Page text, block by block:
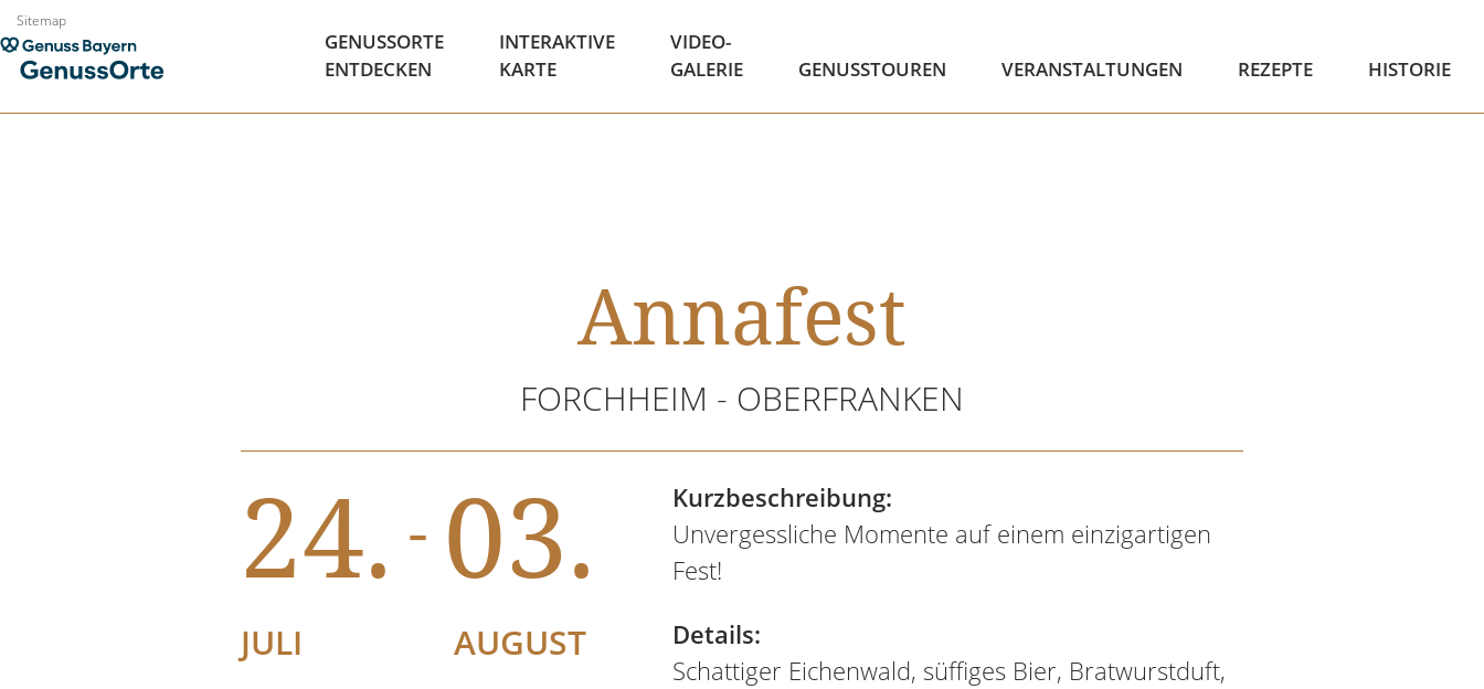
Zum
Inhalt
springen
Sitemap
GENUSSORTE
ENTDECKEN
INTERAKTIVE
KARTE
VIDEO-
GALERIE
GENUSSTOUREN VERANSTALTUNGEN REZEPTE HISTORIE
Annafest
FORCHHEIM - OBERFRANKEN
24.
JULI
- 03.
AUGUST
Kurzbeschreibung:
Unvergessliche Momente auf einem einzigartigen
Fest!
Details:
Schattiger Eichenwald, süffiges Bier, Bratwurstduft,